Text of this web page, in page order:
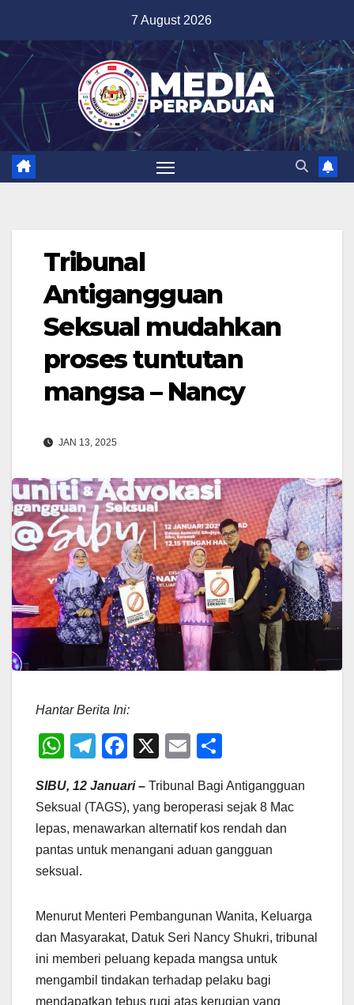
content
7 August 2026
Tribunal
Antigangguan
Seksual mudahkan
proses tuntutan
mangsa – Nancy
JAN 13, 2025
Hantar Berita Ini:
W
at
s
A
p
T
e
gr
a
F
c
e
b
k
X
E
ail ar
e
SIBU, 12 Januari – Tribunal Bagi Antigangguan
Seksual (TAGS), yang beroperasi sejak 8 Mac
lepas, menawarkan alternatif kos rendah dan
pantas untuk menangani aduan gangguan
seksual.
Menurut Menteri Pembangunan Wanita, Keluarga
dan Masyarakat, Datuk Seri Nancy Shukri, tribunal
ini memberi peluang kepada mangsa untuk
mengambil tindakan terhadap pelaku bagi
mendapatkan tebus rugi atas kerugian yang